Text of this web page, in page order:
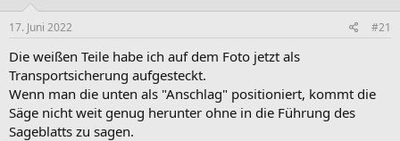
17. Juni 2022 #21
Die weißen Teile habe ich auf dem Foto jetzt als
Transportsicherung aufgesteckt.
Wenn man die unten als "Anschlag" positioniert, kommt die
Säge nicht weit genug herunter ohne in die Führung des
Sageblatts zu sagen.